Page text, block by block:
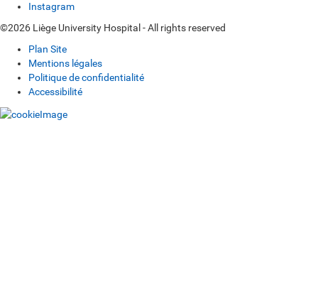
Instagram
©2026 Liège University Hospital - All rights reserved
Plan Site
Mentions légales
Politique de confidentialité
Accessibilité